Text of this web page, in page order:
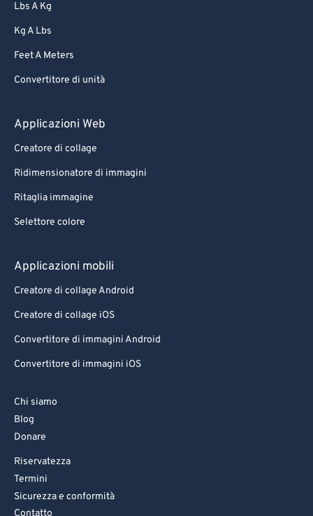
Lbs A Kg
Kg A Lbs
Feet A Meters
Convertitore di unità
Applicazioni Web
Creatore di collage
Ridimensionatore di immagini
Ritaglia immagine
Selettore colore
Applicazioni mobili
Creatore di collage Android
Creatore di collage iOS
Convertitore di immagini Android
Convertitore di immagini iOS
Chi siamo
Blog
Donare
Riservatezza
Termini
Sicurezza e conformità
Contatto